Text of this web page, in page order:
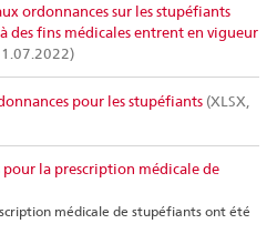
ordonnances sur les stupéfiants
des fins médicales entrent en vigueur
pour les stupéfiants (XLSX,
pour la prescription médicale de
médicale de stupéfiants ont été